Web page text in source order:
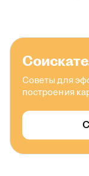
Советы для
построения